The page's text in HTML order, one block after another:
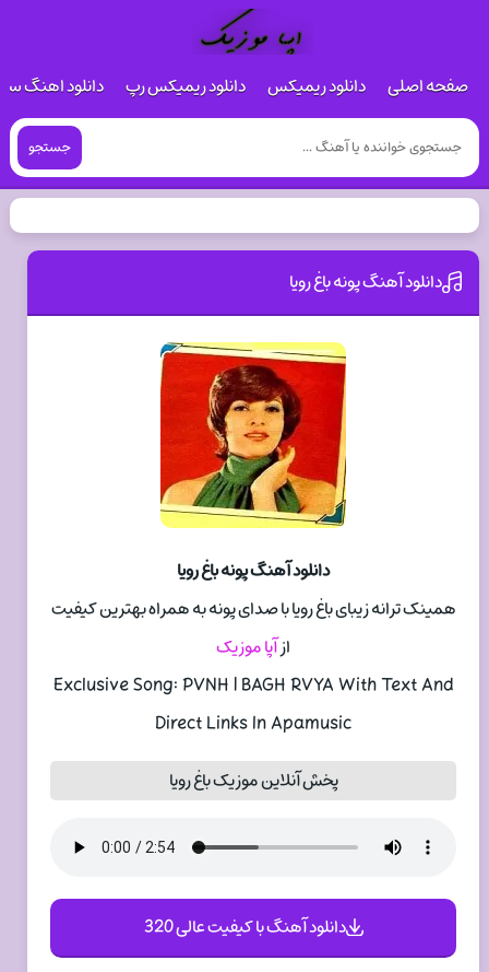
صفحه اصلی دانلود ریمیکس دانلود ریمیکس رپ دانلود اهنگ
جستجو
دانلود آهنگ پونه باغ رویا
دانلود آهنگ پونه باغ رویا
همینک ترانه زیبای باغ رویا با صدای پونه به همراه بهترین کیفیت
ازآپا موزیک
Exclusive Song: PVNH | BAGH RVYA With Text And
Direct Links In Apamusic
پخش آنلاین موزیک باغ رویا
دانلود آهنگ با کیفیت عالی 320